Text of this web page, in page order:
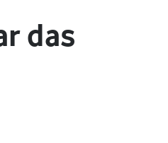
das